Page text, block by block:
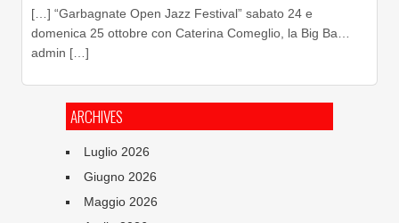
[…] “Garbagnate Open Jazz Festival” sabato 24 e
domenica 25 ottobre con Caterina Comeglio, la Big Ba…
admin […]
ARCHIVES
Luglio 2026
Giugno 2026
Maggio 2026